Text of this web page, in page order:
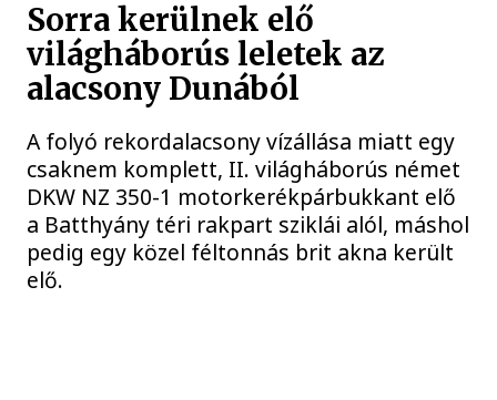
Sorra kerülnek elő
világháborús leletek az
alacsony Dunából
A folyó rekordalacsony vízállása miatt egy
csaknem komplett, II. világháborús német
DKW NZ 350-1 motorkerékpárbukkant elő
a Batthyány téri rakpart sziklái alól, máshol
pedig egy közel féltonnás brit akna került
elő.